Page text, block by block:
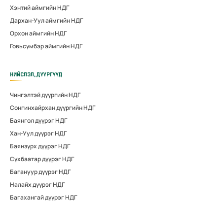
Хэнтий аймгийн НДГ
Дархан-Уул аймгийн НДГ
Орхон аймгийн НДГ
Говьсүмбэр аймгийн НДГ
НИЙСЛЭЛ, ДҮҮРГҮҮД
Чингэлтэй дүүргийн НДГ
Сонгинхайрхан дүүргийн НДГ
Баянгол дүүрэг НДГ
Хан-Уул дүүрэг НДГ
Баянзүрх дүүрэг НДГ
Сүхбаатар дүүрэг НДГ
Багануур дүүрэг НДГ
Налайх дүүрэг НДГ
Багахангай дүүрэг НДГ